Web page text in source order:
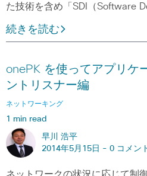
た技術を含め「SDI（Software
続きを読む
onePK を使ってアプリケ
ントリスナー編
ネットワーキング
1 min read
早川 浩平
2014年5月15日 - 0 コメン